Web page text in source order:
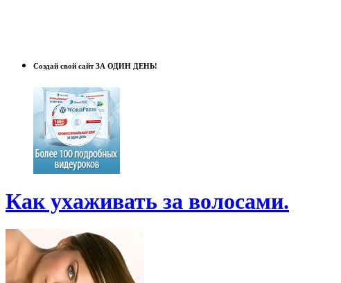
Создай свой сайт ЗА ОДИН ДЕНЬ!
Как ухаживать за волосами.